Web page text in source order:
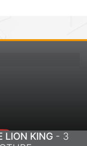
LION KING - 3